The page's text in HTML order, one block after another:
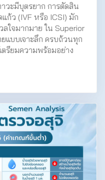
วะมีบุตรยาก การตัดสิน
แก้ว (IVF หรือ ICSI) มัก
ใจมากมาย ใน Superior
ยแบบเจาะลึก ครบถ้วนทุก
รียมความพร้อมอย่าง